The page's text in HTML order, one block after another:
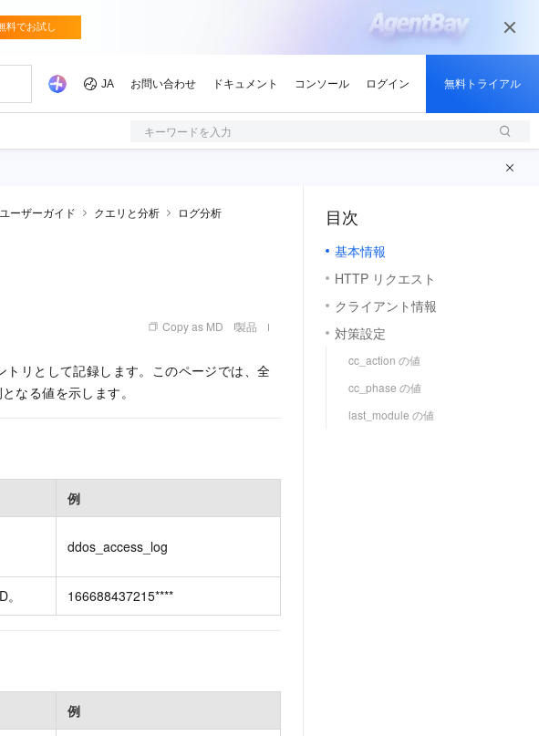
キーワードを入力
ーザーガイド クエリと分析
ログ分析
Copy as MD 製品
リとして記録します。このページでは、全
なる値を示します。
例
ddos_access_log
166688437215****
例
目次
基本情報
HTTP リクエスト
クライアント情報
対策設定
cc_action の値
cc_phase の値
last_module の値